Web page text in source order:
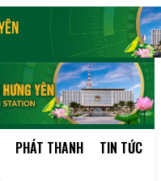
PHÁT THANH TIN TỨC